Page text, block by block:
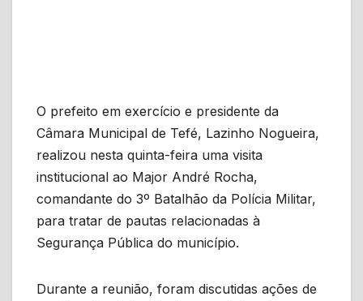
O prefeito em exercício e presidente da
Câmara Municipal de Tefé, Lazinho Nogueira,
realizou nesta quinta-feira uma visita
institucional ao Major André Rocha,
comandante do 3º Batalhão da Polícia Militar,
para tratar de pautas relacionadas à
Segurança Pública do município.
Durante a reunião, foram discutidas ações de